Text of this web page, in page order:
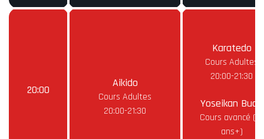
20:00
Aikido
Cours Adultes
20:00-21:30
Karatedo
Cours Adultes
20:00-21:30
Yoseikan Budo
Cours avancé (16
ans+)